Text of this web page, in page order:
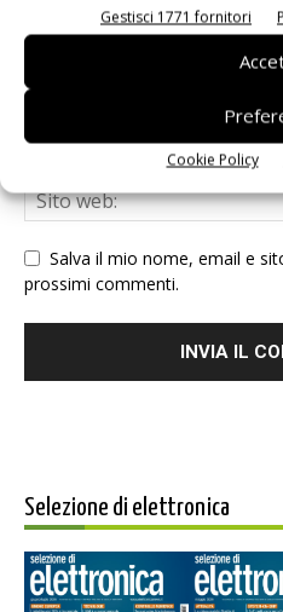
Gestisci 1771 fornitori
Cookie Policy
Salva il mio nome, email e
prossimi commenti.
Selezione di elettronica